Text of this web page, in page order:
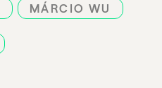
MÁRCIO WU